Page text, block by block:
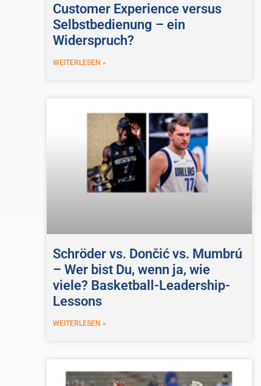
Customer Experience versus
Selbstbedienung – ein
Widerspruch?
WEITERLESEN »
Schröder vs. Dončić vs. Mumbrú
– Wer bist Du, wenn ja, wie
viele? Basketball-Leadership-
Lessons
WEITERLESEN »